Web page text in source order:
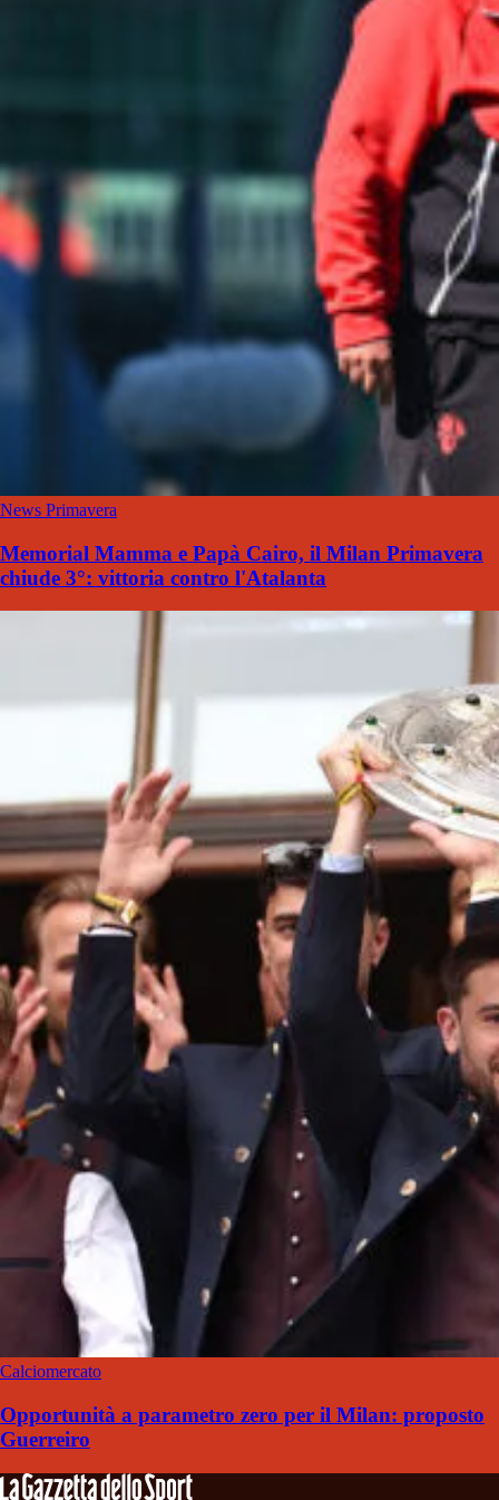
News Primavera
Memorial Mamma e Papà Cairo, il Milan Primavera
chiude 3°: vittoria contro l'Atalanta
Calciomercato
Opportunità a parametro zero per il Milan: proposto
Guerreiro